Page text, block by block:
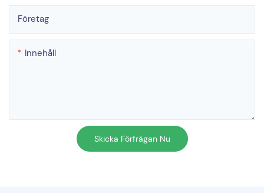
Företag
Innehåll
Skicka Förfrågan Nu